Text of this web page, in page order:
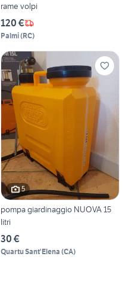
rame volpi
120 €
Palmi(RC)
5
pompa giardinaggio NUOVA 15
litri
30 €
Quartu Sant'Elena (CA)